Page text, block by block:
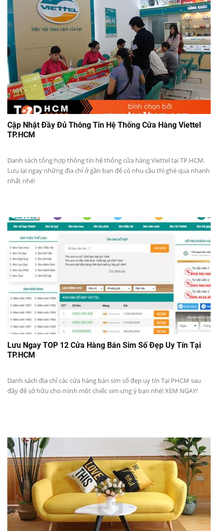
Cập Nhật Đầy Đủ Thông Tin Hệ Thống Cửa Hàng Viettel
TP.HCM
Danh sách tổng hợp thông tin hệ thống cửa hàng Viettel tại TP.HCM.
Lưu lại ngay những địa chỉ ở gần bạn để có nhu cầu thì ghé qua nhanh
nhất nhé!
Lưu Ngay TOP 12 Cửa Hàng Bán Sim Số Đẹp Uy Tín Tại
TP.HCM
Danh sách địa chỉ các cửa hàng bán sim số đẹp uy tín Tại PHCM sau
đây để sở hữu cho mình một chiếc sim ưng ý bạn nhé! XEM NGAY!